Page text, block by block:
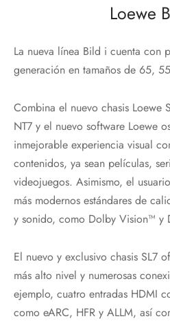
Loewe
La nueva línea Bild i cuenta con
generación en tamaños de 65,
Combina el nuevo chasis Loewe
NT7 y el nuevo software Loewe
inmejorable experiencia visual
contenidos, ya sean películas,
videojuegos. Asimismo, el
más modernos estándares de
y sonido, como Dolby Vision™ y
El nuevo y exclusivo chasis SL7
más alto nivel y numerosas
ejemplo, cuatro entradas HDMI
como eARC, HFR y ALLM, así